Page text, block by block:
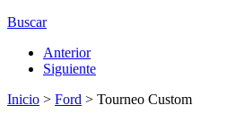
Buscar
Anterior
Siguiente
Inicio > Ford > Tourneo Custom